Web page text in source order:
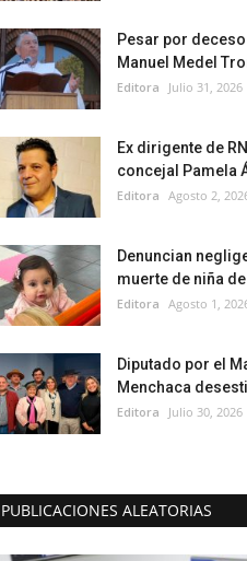
Pesar por
Manuel Medel
Editora Julio 31, 2026
Ex dirigente de
concejal Pamela
Editora Agosto 2,
Denuncian
muerte de niña
Editora Agosto 1,
Diputado por el
Menchaca
Editora Julio 30, 2026
PUBLICACIONES ALEATORIAS